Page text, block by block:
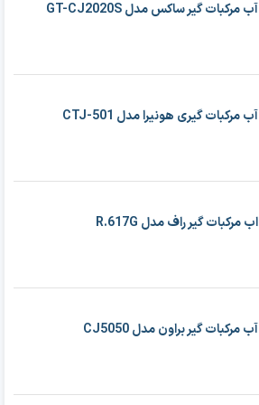
آب مرکبات گیر ساکس مدل GT-CJ2020S
آب مرکبات گیری هونیرا مدل CTJ-501
اب مرکبات گیر راف مدل R.617G
آب مرکبات گیر براون مدل CJ5050